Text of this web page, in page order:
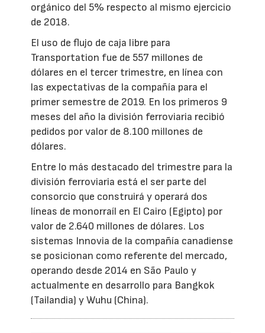
orgánico del 5% respecto al mismo ejercicio
de 2018.
El uso de flujo de caja libre para
Transportation fue de 557 millones de
dólares en el tercer trimestre, en línea con
las expectativas de la compañía para el
primer semestre de 2019. En los primeros 9
meses del año la división ferroviaria recibió
pedidos por valor de 8.100 millones de
dólares.
Entre lo más destacado del trimestre para la
división ferroviaria está el ser parte del
consorcio que construirá y operará dos
líneas de monorraíl en El Cairo (Egipto) por
valor de 2.640 millones de dólares. Los
sistemas Innovia de la compañía canadiense
se posicionan como referente del mercado,
operando desde 2014 en São Paulo y
actualmente en desarrollo para Bangkok
(Tailandia) y Wuhu (China).